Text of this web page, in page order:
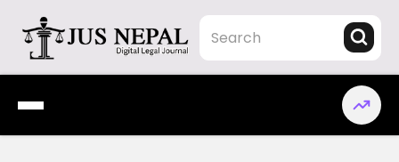
content
Jus Nepal | www.jusnepal.com
Digital Legal Journal